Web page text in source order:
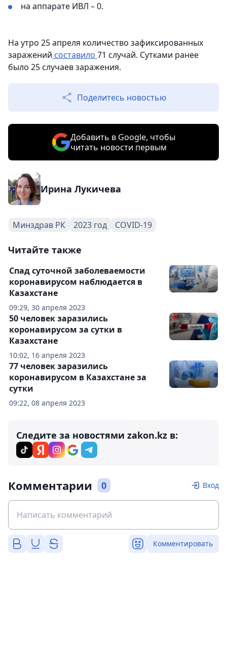
на аппарате ИВЛ – 0.
На утро 25 апреля количество зафиксированных
заражений составило 71 случай. Сутками ранее
было 25 случаев заражения.
Поделитесь новостью
Добавить в Google, чтобы
читать новости первым
Ирина Лукичева
Минздрав РК 2023 год COVID-19
Читайте также
09:29, 30 апреля 2023
Спад суточной заболеваемости
коронавирусом наблюдается в
Казахстане
10:02, 16 апреля 2023
50 человек заразились
коронавирусом за сутки в
Казахстане
09:22, 08 апреля 2023
77 человек заразились
коронавирусом в Казахстане за
сутки
Следите за новостями zakon.kz в:
Комментарии 0 Вход
Комментировать